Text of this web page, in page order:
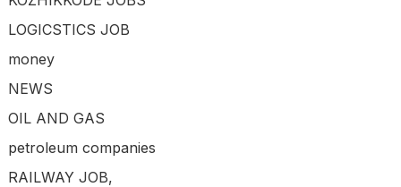
LOGICSTICS JOB
money
NEWS
OIL AND GAS
petroleum companies
RAILWAY JOB,